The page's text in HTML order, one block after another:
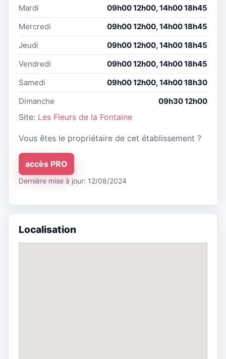
Mardi
09h00 12h00, 14h00 18h45
Mercredi
09h00 12h00, 14h00 18h45
Jeudi
09h00 12h00, 14h00 18h45
Vendredi
09h00 12h00, 14h00 18h45
Samedi
09h00 12h00, 14h00 18h30
Dimanche
09h30 12h00
Site: Les Fleurs de la Fontaine
Vous êtes le propriétaire de cet établissement ?
accès PRO
Dernière mise à jour: 12/08/2024
Localisation